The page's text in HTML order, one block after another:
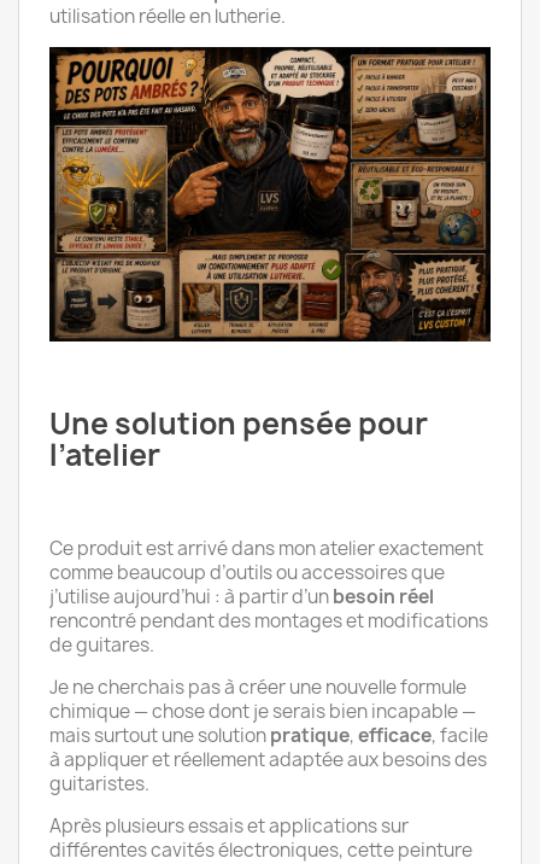
utilisation réelle en lutherie.
Une solution pensée pour
l’atelier
Ce produit est arrivé dans mon atelier exactement
comme beaucoup d’outils ou accessoires que
j’utilise aujourd’hui : à partir d’unbesoin réel
rencontré pendant des montages et modifications
de guitares.
Je ne cherchais pas à créer une nouvelle formule
chimique — chose dont je serais bien incapable —
mais surtout une solutionpratique,efficace, facile
à appliquer et réellement adaptée aux besoins des
guitaristes.
Après plusieurs essais et applications sur
différentes cavités électroniques, cette peinture